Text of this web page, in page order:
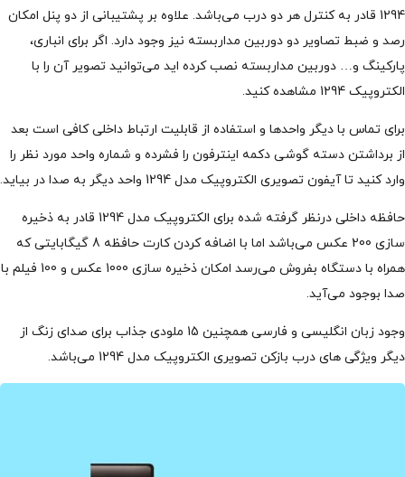
1294 قادر به کنترل هر دو درب می‌باشد. علاوه بر پشتیبانی از دو پنل امکان
رصد و ضبط تصاویر دو دوربین مداربسته نیز وجود دارد. اگر برای انباری،
پارکینگ و… دوربین مداربسته نصب کرده اید می‌توانید تصویر آن را با
الکتروپیک 1294 مشاهده کنید.
برای تماس با دیگر واحدها و استفاده از قابلیت ارتباط داخلی کافی است بعد
از برداشتن دسته گوشی دکمه اینترفون را فشرده و شماره واحد مورد نظر را
وارد کنید تا آیفون تصویری الکتروپیک مدل 1294 واحد دیگر به صدا در بیاید.
حافظه داخلی درنظر گرفته شده برای الکتروپیک مدل 1294 قادر به ذخیره
سازی 200 عکس می‌باشد اما با اضافه کردن کارت حافظه 8 گیگابایتی که
همراه با دستگاه بفروش می‌رسد امکان ذخیره سازی 1000 عکس و 100 فیلم با
صدا بوجود می‌آید.
وجود زبان انگلیسی و فارسی همچنین 15 ملودی جذاب برای صدای زنگ از
دیگر ویژگی های درب بازکن تصویری الکتروپیک مدل 1294 می‌باشد.